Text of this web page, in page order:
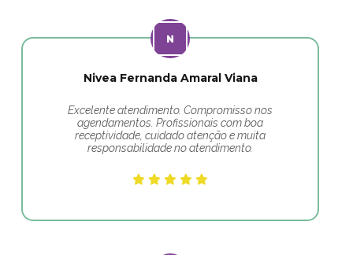
Nivea Fernanda Amaral Viana
Excelente atendimento. Compromisso nos
agendamentos. Profissionais com boa
receptividade, cuidado atenção e muita
responsabilidade no atendimento.